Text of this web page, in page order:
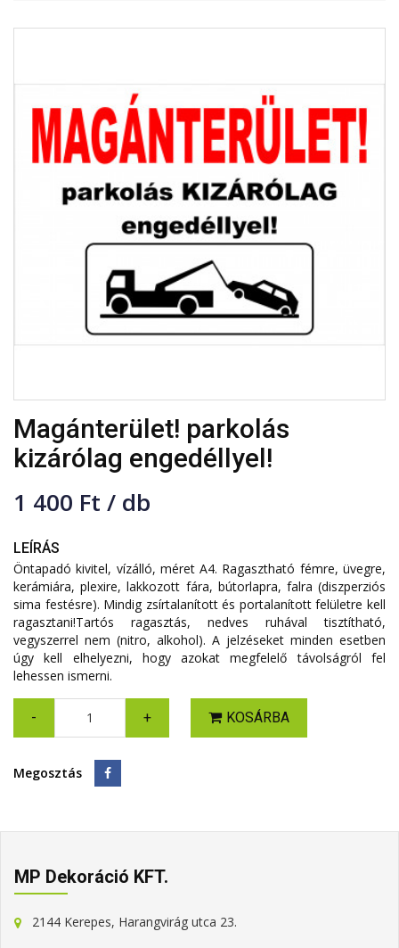
Magánterület! parkolás
kizárólag engedéllyel!
1 400 Ft / db
LEÍRÁS
Öntapadó kivitel, vízálló, méret A4. Ragasztható fémre, üvegre,
kerámiára, plexire, lakkozott fára, bútorlapra, falra (diszperziós
sima festésre). Mindig zsírtalanított és portalanított felületre kell
ragasztani!Tartós ragasztás, nedves ruhával tisztítható,
vegyszerrel nem (nitro, alkohol). A jelzéseket minden esetben
úgy kell elhelyezni, hogy azokat megfelelő távolságról fel
lehessen ismerni.
- + KOSÁRBA
Megosztás
MP Dekoráció KFT.
2144 Kerepes, Harangvirág utca 23.